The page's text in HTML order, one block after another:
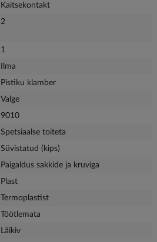
Kaitsekontakt
2
1
Ilma
Pistiku klamber
Valge
9010
Spetsiaalse toiteta
Süvistatud (kips)
Paigaldus sakkide ja kruviga
Plast
Termoplastist
Töötlemata
Läikiv